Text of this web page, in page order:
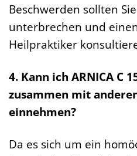
Beschwerden sollten
unterbrechen und
Heilpraktiker
4. Kann ich ARNICA C
zusammen mit
einnehmen?
Da es sich um ein